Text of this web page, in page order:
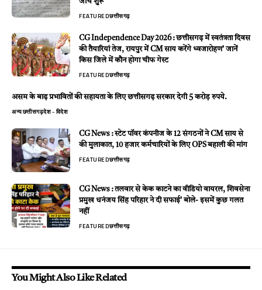
जांच शुरू
FEATUREDछत्तीसगढ़
CG Independence Day 2026 : छत्तीसगढ़ में स्वतंत्रता दिवस
की तैयारियां तेज, रायपुर में CM साय करेंगे ध्वजारोहण’ जानें
किस जिले में कौन होगा चीफ गेस्ट
FEATUREDछत्तीसगढ़
असम के बाढ़ प्रभावितों की सहायता के लिए छत्तीसगढ़ सरकार देगी 5 करोड़ रुपये.
अन्यछत्तीसगढ़देश - विदेश
CG News : स्टेट पॉवर कंपनीज के 12 संगठनों ने CM साय से
की मुलाकात, 10 हजार कर्मचारियों के लिए OPS बहाली की मांग
FEATUREDछत्तीसगढ़
CG News : तलवार से केक काटने का वीडियो वायरल, शिवसेना
प्रमुख धनंजय सिंह परिहार ने दी सफाई’ बोले- इसमें कुछ गलत
नहीं
FEATUREDछत्तीसगढ़
You Might Also Like Related